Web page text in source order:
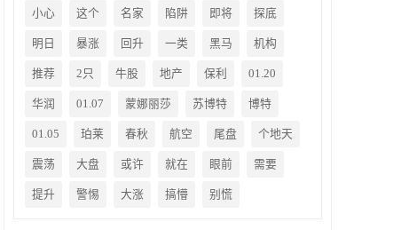
小心 这个 名家 陷阱 即将 探底
明日 暴涨 回升 一类 黑马 机构
推荐 2只 牛股 地产 保利 01.20
华润 01.07 蒙娜丽莎 苏博特 博特
01.05 珀莱 春秋 航空 尾盘 个地天
震荡 大盘 或许 就在 眼前 需要
提升 警惕 大涨 搞懵 别慌